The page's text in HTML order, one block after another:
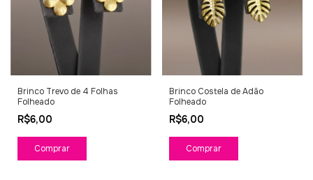
Brinco Trevo de 4 Folhas
Folheado
R$6,00
Brinco Costela de Adão
Folheado
R$6,00